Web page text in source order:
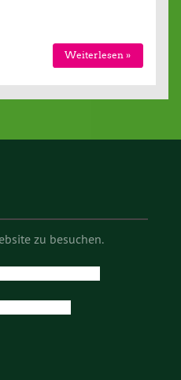
Weiterlesen »
zu besuchen.